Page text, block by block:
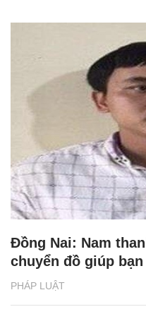
PHÁP LUẬT
Đồng Nai: Nam
chuyển đồ giúp